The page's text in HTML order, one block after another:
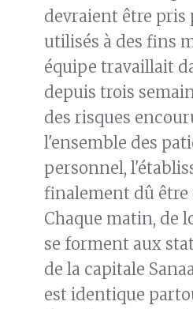
devraient être pris
utilisés à des fins
équipe travaillait
depuis trois
des risques
l'ensemble des
personnel,
finalement dû être
Chaque matin, de
se forment aux
de la capitale
est identique